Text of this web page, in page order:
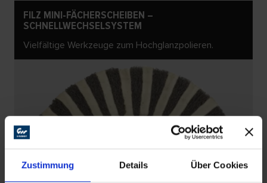
Zustimmung Details Über Cookies
FILZ MINI-FÄCHERSCHEIBEN –
SCHNELLWECHSELSYSTEM
Vielfältige Werkzeuge zum Hochglanzpolieren.